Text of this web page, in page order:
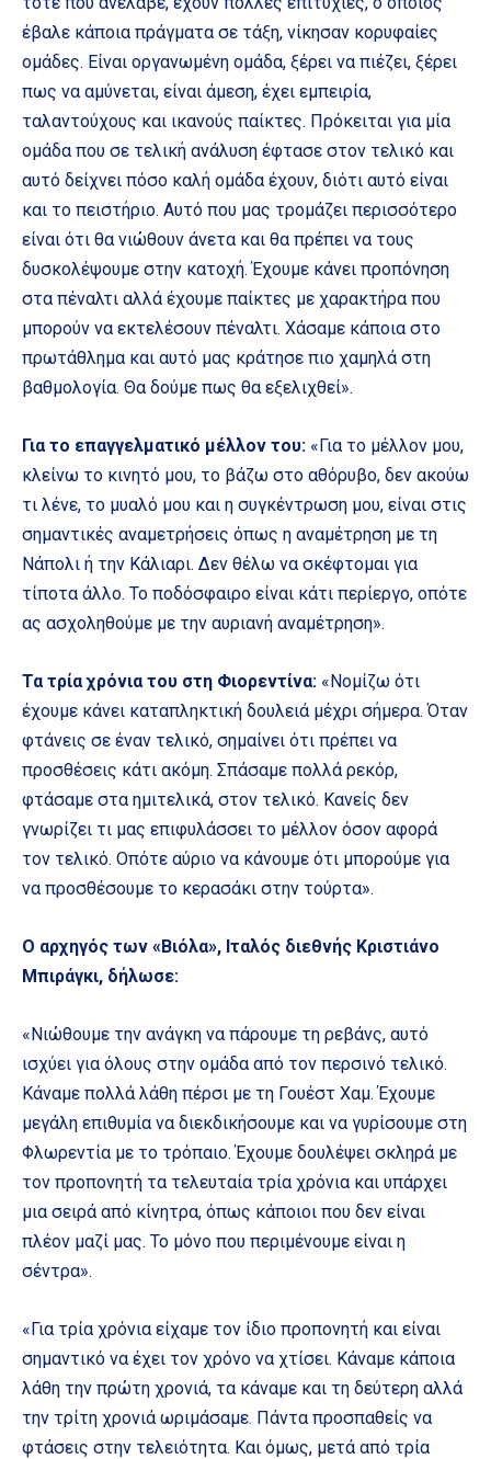
έβαλε κάποια πράγματα σε τάξη, νίκησαν κορυφαίες
ομάδες. Είναι οργανωμένη ομάδα, ξέρει να πιέζει, ξέρει
πως να αμύνεται, είναι άμεση, έχει εμπειρία,
ταλαντούχους και ικανούς παίκτες. Πρόκειται για μία
ομάδα που σε τελική ανάλυση έφτασε στον τελικό και
αυτό δείχνει πόσο καλή ομάδα έχουν, διότι αυτό είναι
και το πειστήριο. Αυτό που μας τρομάζει περισσότερο
είναι ότι θα νιώθουν άνετα και θα πρέπει να τους
δυσκολέψουμε στην κατοχή. Έχουμε κάνει προπόνηση
στα πέναλτι αλλά έχουμε παίκτες με χαρακτήρα που
μπορούν να εκτελέσουν πέναλτι. Χάσαμε κάποια στο
πρωτάθλημα και αυτό μας κράτησε πιο χαμηλά στη
βαθμολογία. Θα δούμε πως θα εξελιχθεί».
Για το επαγγελματικό μέλλον του: «Για το μέλλον μου,
κλείνω το κινητό μου, το βάζω στο αθόρυβο, δεν ακούω
τι λένε, το μυαλό μου και η συγκέντρωση μου, είναι στις
σημαντικές αναμετρήσεις όπως η αναμέτρηση με τη
Νάπολι ή την Κάλιαρι. Δεν θέλω να σκέφτομαι για
τίποτα άλλο. Το ποδόσφαιρο είναι κάτι περίεργο, οπότε
ας ασχοληθούμε με την αυριανή αναμέτρηση».
Τα τρία χρόνια του στη Φιορεντίνα: «Νομίζω ότι
έχουμε κάνει καταπληκτική δουλειά μέχρι σήμερα. Όταν
φτάνεις σε έναν τελικό, σημαίνει ότι πρέπει να
προσθέσεις κάτι ακόμη. Σπάσαμε πολλά ρεκόρ,
φτάσαμε στα ημιτελικά, στον τελικό. Κανείς δεν
γνωρίζει τι μας επιφυλάσσει το μέλλον όσον αφορά
τον τελικό. Οπότε αύριο να κάνουμε ότι μπορούμε για
να προσθέσουμε το κερασάκι στην τούρτα».
Ο αρχηγός των «Βιόλα», Ιταλός διεθνής Κριστιάνο
Μπιράγκι, δήλωσε:
«Νιώθουμε την ανάγκη να πάρουμε τη ρεβάνς, αυτό
ισχύει για όλους στην ομάδα από τον περσινό τελικό.
Κάναμε πολλά λάθη πέρσι με τη Γουέστ Χαμ. Έχουμε
μεγάλη επιθυμία να διεκδικήσουμε και να γυρίσουμε στη
Φλωρεντία με το τρόπαιο. Έχουμε δουλέψει σκληρά με
τον προπονητή τα τελευταία τρία χρόνια και υπάρχει
μια σειρά από κίνητρα, όπως κάποιοι που δεν είναι
πλέον μαζί μας. Το μόνο που περιμένουμε είναι η
σέντρα».
«Για τρία χρόνια είχαμε τον ίδιο προπονητή και είναι
σημαντικό να έχει τον χρόνο να χτίσει. Κάναμε κάποια
λάθη την πρώτη χρονιά, τα κάναμε και τη δεύτερη αλλά
την τρίτη χρονιά ωριμάσαμε. Πάντα προσπαθείς να
φτάσεις στην τελειότητα. Και όμως, μετά από τρία